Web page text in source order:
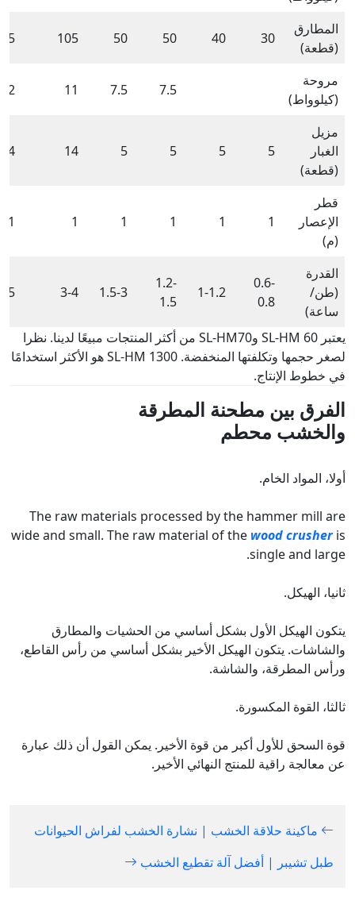
المطارق
(قطعة)
30
40
50
50
105
مروحة
(كيلوواط)
7.5
7.5
11
22
مزيل
الغبار
(قطعة)
5
5
5
5
14
14
قطر
الإعصار
(م)
1
1
1
1
1
1
القدرة
(طن/
ساعة)
0.6-
0.8
1-1.2
1.2-
1.5
1.5-3
3-4
5
يعتبر SL-HM 60 وSL-HM70 من أكثر المنتجات مبيعًا لدينا. نظرا
لصغر حجمها وتكلفتها المنخفضة. SL-HM 1300 هو الأكثر استخدامًا
في خطوط الإنتاج.
الفرق بين مطحنة المطرقة
والخشب محطم
أولا، المواد الخام.
The raw materials processed by the hammer mill are
wide and small. The raw material of the wood crusheris
single and large.
ثانيا، الهيكل.
يتكون الهيكل الأول بشكل أساسي من الحشيات والمطارق
والشاشات. يتكون الهيكل الأخير بشكل أساسي من رأس القاطع،
ورأس المطرقة، والشاشة.
ثالثا، القوة المكسورة.
قوة السحق للأول أكبر من قوة الأخير. يمكن القول أن ذلك عبارة
عن معالجة راقية للمنتج النهائي الأخير.
ماكينة حلاقة الخشب | نشارة الخشب لفراش الحيوانات
طبل تشيبر | أفضل آلة تقطيع الخشب